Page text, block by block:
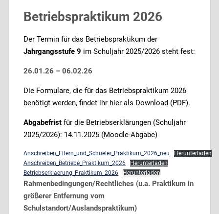
Betriebspraktikum 2026
Der Termin für das Betriebspraktikum der
Jahrgangsstufe 9 im Schuljahr 2025/2026 steht fest:
26.01.26 – 06.02.26
Die Formulare, die für das Betriebspraktikum 2026
benötigt werden, findet ihr hier als Download (PDF).
Abgabefristfür die Betriebserklärungen (Schuljahr
2025/2026): 14.11.2025 (Moodle-Abgabe)
Anschreiben_Eltern_und_Schueler_Praktikum_2026_neu
Herunterladen
Anschreiben_Betriebe_Praktikum_2026
Herunterladen
Betriebserklaerung_Praktikum_2026
Herunterladen
Rahmenbedingungen/Rechtliches (u.a. Praktikum in
größerer Entfernung vom
Schulstandort/Auslandspraktikum)